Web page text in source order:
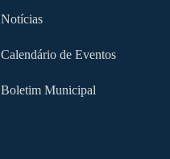
Notícias
Calendário de Eventos
Boletim Municipal